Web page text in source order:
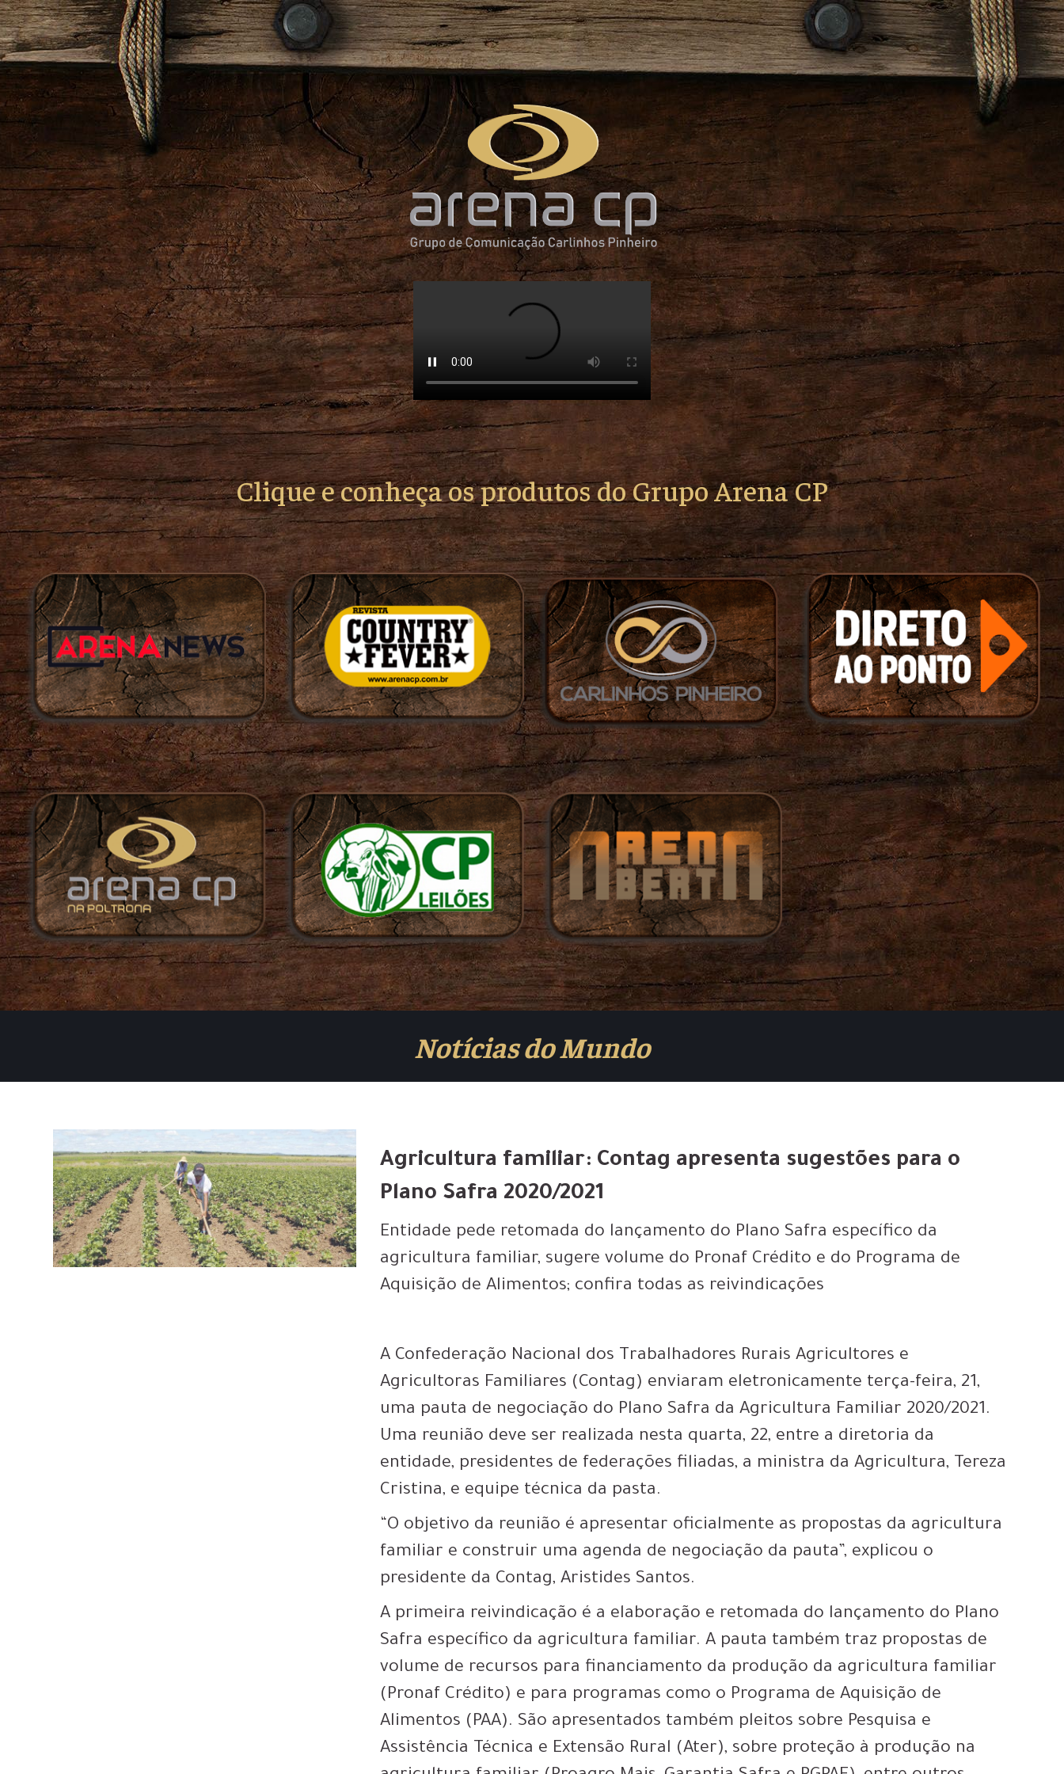
Clique e conheça os produtos do Grupo Arena CP
Notícias do Mundo
Agricultura familiar: Contag apresenta sugestões para o
Plano Safra 2020/2021
Entidade pede retomada do lançamento do Plano Safra específico da
agricultura familiar, sugere volume do Pronaf Crédito e do Programa de
Aquisição de Alimentos; confira todas as reivindicações
A Confederação Nacional dos Trabalhadores Rurais Agricultores e
Agricultoras Familiares (Contag) enviaram eletronicamente terça-feira, 21,
uma pauta de negociação do Plano Safra da Agricultura Familiar 2020/2021.
Uma reunião deve ser realizada nesta quarta, 22, entre a diretoria da
entidade, presidentes de federações filiadas, a ministra da Agricultura, Tereza
Cristina, e equipe técnica da pasta.
“O objetivo da reunião é apresentar oficialmente as propostas da agricultura
familiar e construir uma agenda de negociação da pauta”, explicou o
presidente da Contag, Aristides Santos.
A primeira reivindicação é a elaboração e retomada do lançamento do Plano
Safra específico da agricultura familiar. A pauta também traz propostas de
volume de recursos para financiamento da produção da agricultura familiar
(Pronaf Crédito) e para programas como o Programa de Aquisição de
Alimentos (PAA). São apresentados também pleitos sobre Pesquisa e
Assistência Técnica e Extensão Rural (Ater), sobre proteção à produção na